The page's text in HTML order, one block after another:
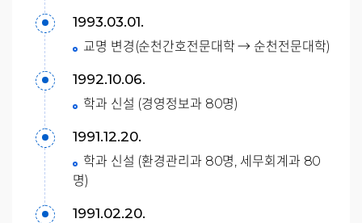
1993.03.01.
교명 변경(순천간호전문대학 → 순천전문대학)
1992.10.06.
학과 신설 (경영정보과 80명)
1991.12.20.
학과 신설 (환경관리과 80명, 세무회계과 80
명)
1991.02.20.